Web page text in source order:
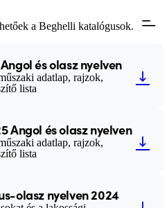
a Beghelli katalógusok.
és olasz nyelven
adatlap, rajzok,
lista
Angol és olasz nyelven
adatlap, rajzok,
lista
olasz nyelven 2024